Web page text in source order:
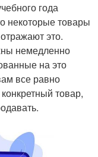
года
некоторые товары
это.
немедленно
на это
все равно
товар,